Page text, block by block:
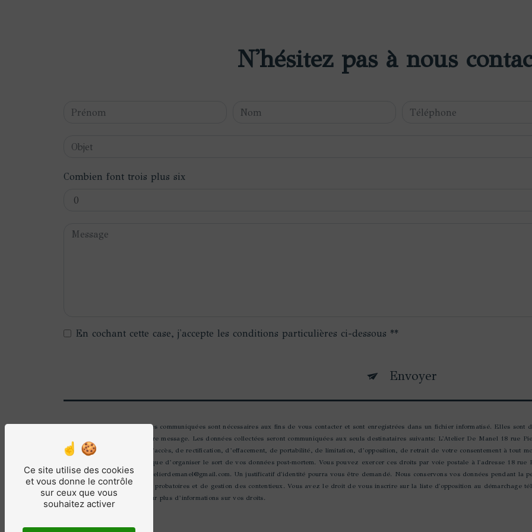
N'hésitez pas à nous
Combien font trois plus six
En cochant cette case, j'accepte les conditions particulières ci-dessous **
Envoyer
** Les données personnelles communiquées sont nécessaires aux fins de vous contacter et sont enregistrées dans un fichier informatisé. Elles
seul but de répondre à votre message. Les données collectées seront communiquées aux seuls destinataires suivants: L'Atelier De Manel 18 rue
Vous disposez de droits d’accès, de rectification, d’effacement, de portabilité, de limitation, d’opposition, de retrait de votre consentement à tout
autorité de contrôle, ainsi que d’organiser le sort de vos données post-mortem. Vous pouvez exercer ces droits par voie postale à l'adresse 18
électronique à l'adresse latelierdemanel@gmail.com. Un justificatif d'identité pourra vous être demandé. Nous conservons vos données pendant la
prescription légale aux fins probatoires et de gestion des contentieux. Vous avez le droit de vous inscrire sur la liste d'opposition au démarchage
Consultez le site cnil.fr pour plus d’informations sur vos droits.
Ce site utilise des cookies
et vous donne le contrôle
sur ceux que vous
souhaitez activer